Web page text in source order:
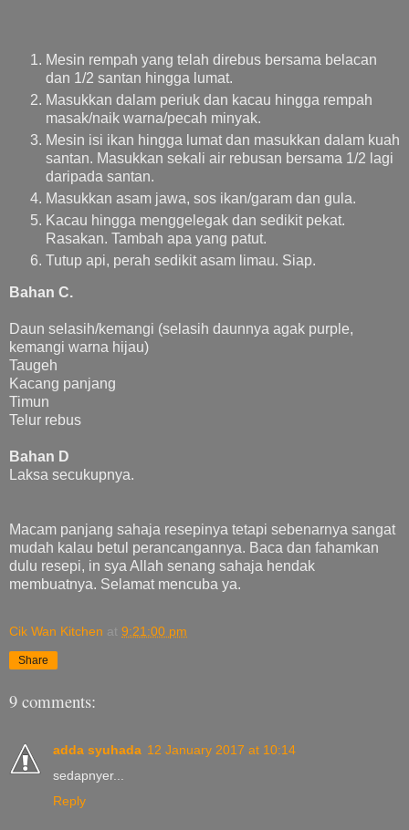
Mesin rempah yang telah direbus bersama belacan
dan 1/2 santan hingga lumat.
Masukkan dalam periuk dan kacau hingga rempah
masak/naik warna/pecah minyak.
Mesin isi ikan hingga lumat dan masukkan dalam kuah
santan. Masukkan sekali air rebusan bersama 1/2 lagi
daripada santan.
Masukkan asam jawa, sos ikan/garam dan gula.
Kacau hingga menggelegak dan sedikit pekat.
Rasakan. Tambah apa yang patut.
Tutup api, perah sedikit asam limau. Siap.
Bahan C.
Daun selasih/kemangi (selasih daunnya agak purple,
kemangi warna hijau)
Taugeh
Kacang panjang
Timun
Telur rebus
Bahan D
Laksa secukupnya.
Macam panjang sahaja resepinya tetapi sebenarnya sangat
mudah kalau betul perancangannya. Baca dan fahamkan
dulu resepi, in sya Allah senang sahaja hendak
membuatnya. Selamat mencuba ya.
Cik Wan Kitchen at 9:21:00 pm
Share
9 comments:
adda syuhada 12 January 2017 at 10:14
sedapnyer...
Reply